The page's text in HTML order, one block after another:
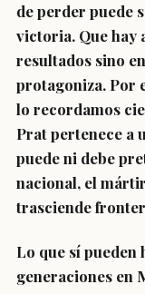
de perder puede
victoria. Que hay
resultados sino
protagoniza. Por
lo recordamos
Prat pertenece a
puede ni debe
nacional, el
trasciende
Lo que sí pueden
generaciones en